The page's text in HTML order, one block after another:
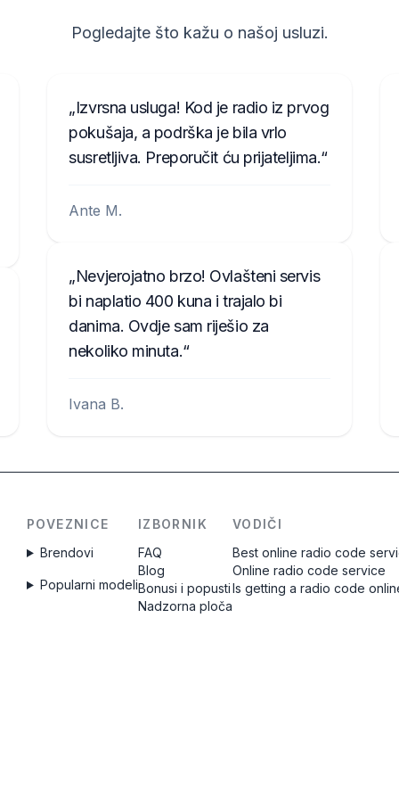
T00713271P0162 A2C3847850100002051
Pogledajte što kažu o našoj usluzi.
Izvrsna usluga! Kod je radio iz prvog
pokušaja, a podrška je bila vrlo
susretljiva. Preporučit ću prijateljima.
Ante M.
Nevjerojatno brzo! Ovlašteni servis
bi naplatio 400 kuna i trajalo bi
danima. Ovdje sam riješio za
nekoliko minuta.
Ivana B.
POVEZNICE
Brendovi
Popularni modeli
IZBORNIK
FAQ
Blog
Bonusi i popusti
Nadzorna ploča
VODIČI
Best online radio code
Online radio code service
Is getting a radio code